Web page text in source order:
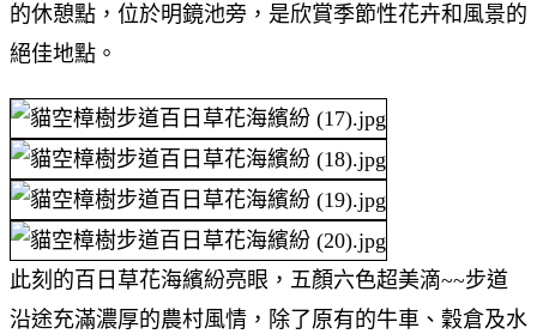
的休憩點，位於明鏡池旁，是欣賞季節性花卉和風景的
絕佳地點。
此刻的百日草花海繽紛亮眼，五顏六色超美滴~~步道
沿途充滿濃厚的農村風情，除了原有的牛車、穀倉及水